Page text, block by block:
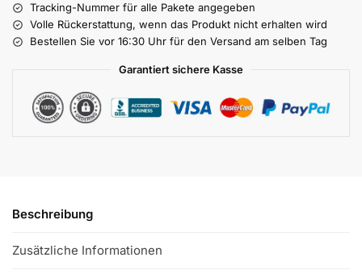
Tracking-Nummer für alle Pakete angegeben
Volle Rückerstattung, wenn das Produkt nicht erhalten wird
Bestellen Sie vor 16:30 Uhr für den Versand am selben Tag
Garantiert sichere Kasse
Beschreibung
Zusätzliche Informationen